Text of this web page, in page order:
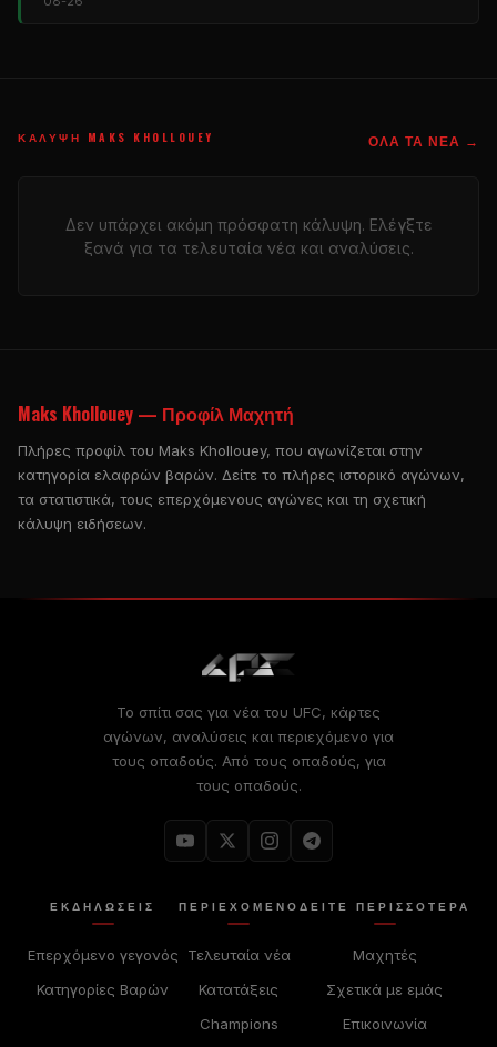
ΚΆΛΥΨΗ MAKS KHOLLOUEY ΌΛΑ ΤΑ ΝΈΑ →
Δεν υπάρχει ακόμη πρόσφατη κάλυψη. Ελέγξτε
ξανά για τα τελευταία νέα και αναλύσεις.
Maks Khollouey — Προφίλ Μαχητή
Πλήρες προφίλ του Maks Khollouey, που αγωνίζεται στην
κατηγορία ελαφρών βαρών. Δείτε το πλήρες ιστορικό αγώνων,
τα στατιστικά, τους επερχόμενους αγώνες και τη σχετική
κάλυψη ειδήσεων.
Το σπίτι σας για νέα του UFC, κάρτες
αγώνων, αναλύσεις και περιεχόμενο για
τους οπαδούς. Από τους οπαδούς, για
τους οπαδούς.
ΕΚΔΗΛΏΣΕΙΣ
Επερχόμενο γεγονός
Κατηγορίες Βαρών
ΠΕΡΙΕΧΌΜΕΝΟ
Τελευταία νέα
Κατατάξεις
Champions
ΔΕΊΤΕ ΠΕΡΙΣΣΟΤΕΡΑ
Μαχητές
Σχετικά με εμάς
Επικοινωνία